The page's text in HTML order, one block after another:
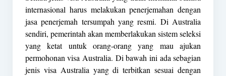
internasional harus melakukan penerjemahan dengan
jasa penerjemah tersumpah yang resmi. Di Australia
sendiri, pemerintah akan memberlakukan sistem seleksi
yang ketat untuk orang-orang yang mau ajukan
permohonan visa Australia. Di bawah ini ada sebagian
jenis visa Australia yang di terbitkan sesuai dengan